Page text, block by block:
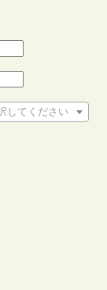
してください
ださい